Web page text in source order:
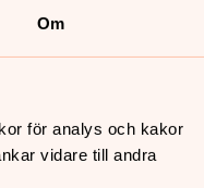
Om
för analys och kakor
vidare till andra